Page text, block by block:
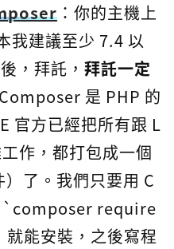
：你的主機上
我建議至少 7.4 以
，拜託， 拜託一定
是 PHP 的
官方已經把所有跟 L
作，都打包成一個
了。我們只要用 C
`composer require
能安裝，之後寫程